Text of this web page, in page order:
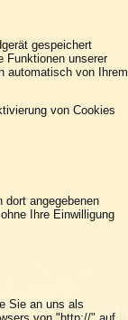
gespeichert
Funktionen unserer
automatisch von Ihrem
von Cookies
dort angegebenen
Ihre Einwilligung
Sie an uns als